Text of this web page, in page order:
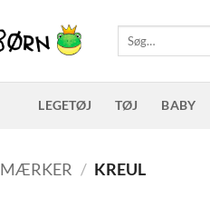
Søg
efter:
LEGETØJ TØJ BABY
MÆRKER / KREUL